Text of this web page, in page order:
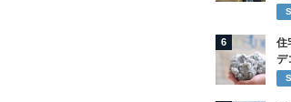
6
住
デ